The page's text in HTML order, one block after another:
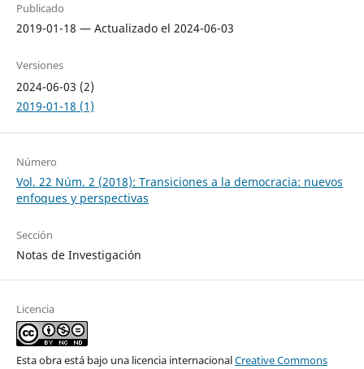
Publicado
2019-01-18 — Actualizado el 2024-06-03
Versiones
2024-06-03 (2)
2019-01-18 (1)
Número
Vol. 22 Núm. 2 (2018): Transiciones a la democracia: nuevos
enfoques y perspectivas
Sección
Notas de Investigación
Licencia
Esta obra está bajo una licencia internacionalCreative Commons